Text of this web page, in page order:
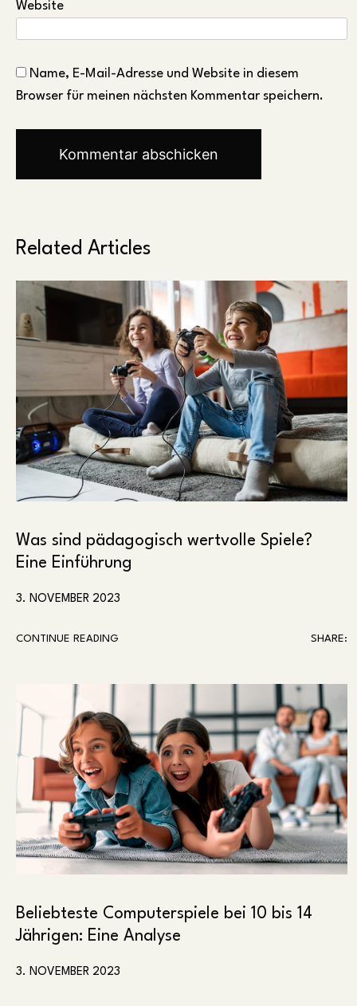
Website
Name, E-Mail-Adresse und Website in diesem
Browser für meinen nächsten Kommentar speichern.
Related Articles
Was sind pädagogisch wertvolle Spiele?
Eine Einführung
3. NOVEMBER 2023
CONTINUE READING SHARE:
Beliebteste Computerspiele bei 10 bis 14
Jährigen: Eine Analyse
3. NOVEMBER 2023